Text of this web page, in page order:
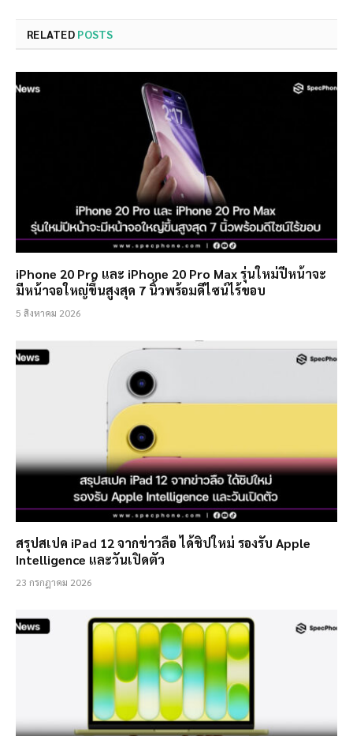
RELATED POSTS
iPhone 20 Pro และ iPhone 20 Pro Max รุ่นใหม่ปีหน้าจะ
มีหน้าจอใหญ่ขึ้นสูงสุด 7 นิ้วพร้อมดีไซน์ไร้ขอบ
5 สิงหาคม 2026
สรุปสเปค iPad 12 จากข่าวลือ ได้ชิปใหม่ รองรับ Apple
Intelligence และวันเปิดตัว
23 กรกฎาคม 2026